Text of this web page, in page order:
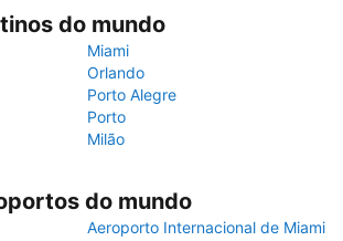
do mundo
Miami
Orlando
Porto Alegre
Porto
Milão
do mundo
Aeroporto Internacional de Miami